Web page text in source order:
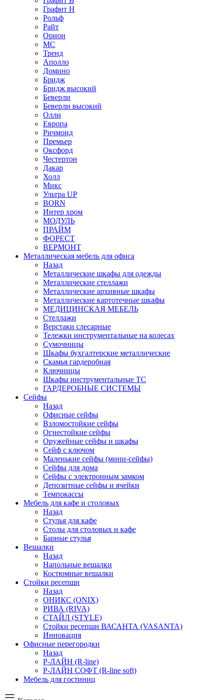
Графит Н
Рольф
Райт
Орион
МС
Тренд
Аполло
Домино
Бридж
Бридж высокий
Беверли
Беверли высокий
Олли
Европа
Ричмонд
Премьер
Оксфорд
Честертон
Дакар
Холл
Микс
Ультра UP
BORN
Интер хром
МОДУЛЬ
ПРАЙМ
ФОРЕСТ
ВЕРМОНТ
Металлическая мебель для офиса
Назад
Металлические шкафы для одежды
Металлические стеллажи
Металлические архивные шкафы
Металлические картотечные шкафы
МЕДИЦИНСКАЯ МЕБЕЛЬ
Стеллажи
Верстаки слесарные
Тележки инструментальные на колесах
Сумочницы
Шкафы бухгалтерские металлические
Скамья гардеробная
Ключницы
Шкафы инструментальные ТС
ГАРДЕРОБНЫЕ СИСТЕМЫ
Сейфы
Назад
Офисные сейфы
Взломостойкие сейфы
Огнестойкие сейфы
Оружейные сейфы и шкафы
Сейф с ключом
Маленькие сейфы (мини-сейфы)
Сейфы для дома
Сейфы с электронным замком
Депозитные сейфы и ячейки
Темпокассы
Мебель для кафе и столовых
Назад
Стулья для кафе
Столы для столовых и кафе
Барные стулья
Вешалки
Назад
Напольные вешалки
Костюмные вешалки
Стойки ресепшн
Назад
ОНИКС (ONIX)
РИВА (RIVA)
СТАЙЛ (STYLE)
Стойки ресепшн ВАСАНТА (VASANTA)
Инновация
Офисные перегородки
Назад
Р-ЛАЙН (R-line)
Р-ЛАЙН СОФТ (R-line soft)
Мебель для гостиниц